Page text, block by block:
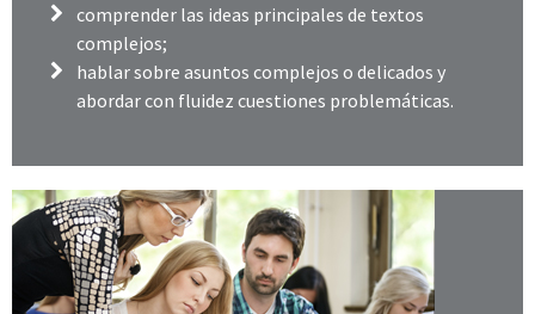
comprender las ideas principales de textos
complejos;
hablar sobre asuntos complejos o delicados y
abordar con fluidez cuestiones problemáticas.